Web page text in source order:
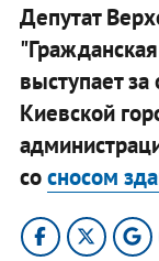
Депутат
выступает за
Киевской
сосносом